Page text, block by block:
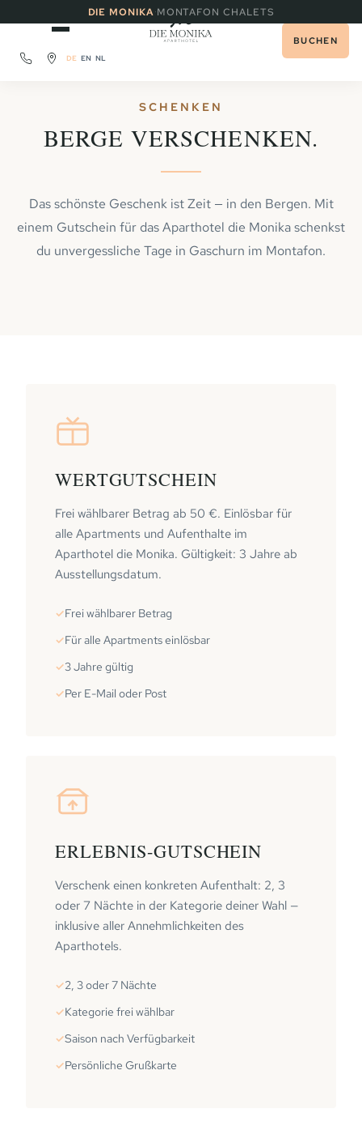
DIE MONIKA·MONTAFON CHALETS
DE EN NL
BUCHEN
SCHENKEN
BERGE VERSCHENKEN.
Das schönste Geschenk ist Zeit — in den Bergen. Mit
einem Gutschein für das Aparthotel die Monika schenkst
du unvergessliche Tage in Gaschurn im Montafon.
WERTGUTSCHEIN
Frei wählbarer Betrag ab 50 €. Einlösbar für
alle Apartments und Aufenthalte im
Aparthotel die Monika. Gültigkeit: 3 Jahre ab
Ausstellungsdatum.
Frei wählbarer Betrag
Für alle Apartments einlösbar
3 Jahre gültig
Per E-Mail oder Post
ERLEBNIS-GUTSCHEIN
Verschenk einen konkreten Aufenthalt: 2, 3
oder 7 Nächte in der Kategorie deiner Wahl —
inklusive aller Annehmlichkeiten des
Aparthotels.
2, 3 oder 7 Nächte
Kategorie frei wählbar
Saison nach Verfügbarkeit
Persönliche Grußkarte